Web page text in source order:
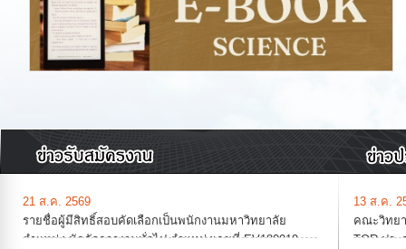
21 ส.ค. 2569
รายชื่อผู้มีสิทธิ์สอบคัดเลือกเป็นพนักงานมหาวิทยาลัย
ตำแหน่ง นักจัดการงานทั่วไป ตำแหน่งเลขที่ EV180019
13 ส.ค.
คณะวิทยา
TOR ปร